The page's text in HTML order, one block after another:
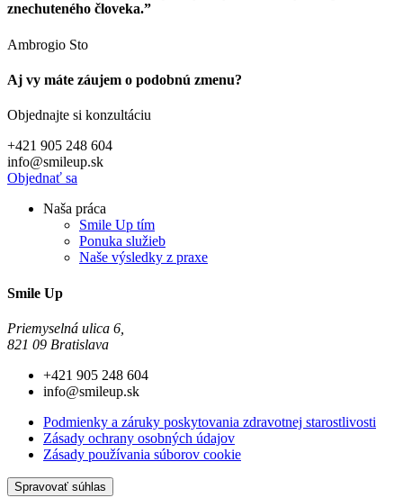
znechuteného človeka.”
Ambrogio Sto
Aj vy máte záujem o podobnú zmenu?
Objednajte si konzultáciu
+421 905 248 604
info@smileup.sk
Objednať sa
Naša práca
Smile Up tím
Ponuka služieb
Naše výsledky z praxe
Smile Up
Priemyselná ulica 6,
821 09 Bratislava
+421 905 248 604
info@smileup.sk
Podmienky a záruky poskytovania zdravotnej starostlivosti
Zásady ochrany osobných údajov
Zásady používania súborov cookie
Spravovať súhlas